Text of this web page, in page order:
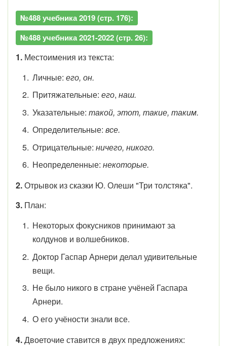
№488 учебника 2019 (стр. 176):
№488 учебника 2021-2022 (стр. 26):
1. Местоимения из текста:
Личные: его, он.
Притяжательные: его, наш.
Указательные: такой, этот, такие, таким.
Определительные: все.
Отрицательные: ничего, никого.
Неопределенные: некоторые.
2.Отрывок из сказки Ю. Олеши "Три толстяка".
3. План:
Некоторых фокусников принимают за
колдунов и волшебников.
Доктор Гаспар Арнери делал удивительные
вещи.
Не было никого в стране учёней Гаспара
Арнери.
О его учёности знали все.
4.Двоеточие ставится в двух предложениях: